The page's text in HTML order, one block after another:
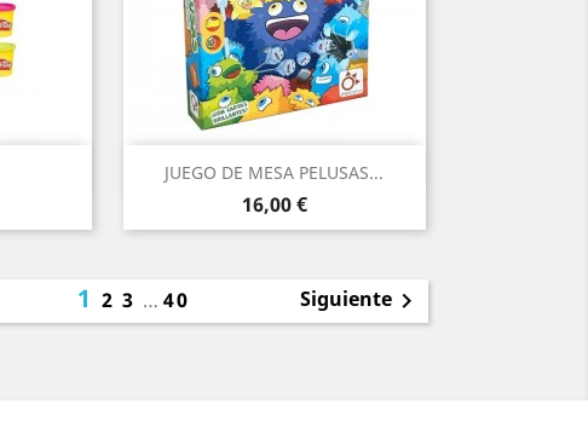
JUEGO DE MESA PELUSAS...
Precio
16,00 €
Vista rápida
123 … 40 Siguiente